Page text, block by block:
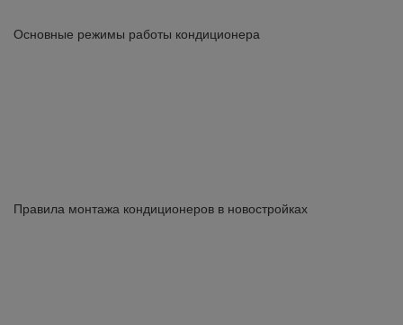
Основные режимы работы кондиционера
Правила монтажа кондиционеров в новостройках